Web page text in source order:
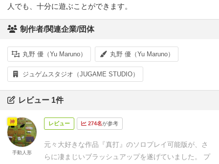
人でも、十分に遊ぶことができます。
制作者/関連企業/団体
丸野 優（Yu Maruno） 丸野 優（Yu Maruno）
ジュゲムスタジオ（JUGAME STUDIO）
レビュー 1件
レビュー 274名が参考
元々大好きな作品『真打』のソロプレイ可能版が、さ
らに凄まじいブラッシュアップを遂げていました。 プ
神
手動人形